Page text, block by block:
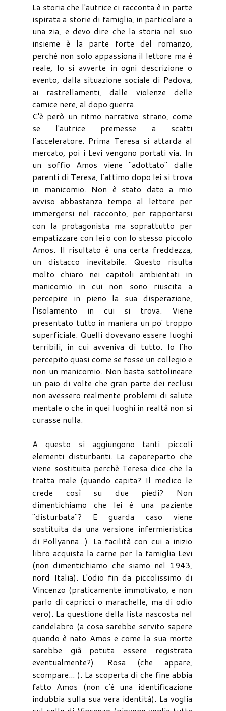
La storia che l'autrice ci racconta è in parte
ispirata a storie di famiglia, in particolare a
una zia, e devo dire che la storia nel suo
insieme è la parte forte del romanzo,
perchè non solo appassiona il lettore ma è
reale, lo si avverte in ogni descrizione o
evento, dalla situazione sociale di Padova,
ai rastrellamenti, dalle violenze delle
camice nere, al dopo guerra.
C'è però un ritmo narrativo strano, come
se l'autrice premesse a scatti
l'acceleratore. Prima Teresa si attarda al
mercato, poi i Levi vengono portati via. In
un soffio Amos viene "adottato" dalle
parenti di Teresa, l'attimo dopo lei si trova
in manicomio. Non è stato dato a mio
avviso abbastanza tempo al lettore per
immergersi nel racconto, per rapportarsi
con la protagonista ma soprattutto per
empatizzare con lei o con lo stesso piccolo
Amos. Il risultato è una certa freddezza,
un distacco inevitabile. Questo risulta
molto chiaro nei capitoli ambientati in
manicomio in cui non sono riuscita a
percepire in pieno la sua disperazione,
l'isolamento in cui si trova. Viene
presentato tutto in maniera un po' troppo
superficiale. Quelli dovevano essere luoghi
terribili, in cui avveniva di tutto. Io l'ho
percepito quasi come se fosse un collegio e
non un manicomio. Non basta sottolineare
un paio di volte che gran parte dei reclusi
non avessero realmente problemi di salute
mentale o che in quei luoghi in realtà non si
curasse nulla.
A questo si aggiungono tanti piccoli
elementi disturbanti. La caporeparto che
viene sostituita perchè Teresa dice che la
tratta male (quando capita? Il medico le
crede così su due piedi? Non
dimentichiamo che lei è una paziente
"disturbata"? E guarda caso viene
sostituita da una versione infermieristica
di Pollyanna...). La facilità con cui a inizio
libro acquista la carne per la famiglia Levi
(non dimentichiamo che siamo nel 1943,
nord Italia). L'odio fin da piccolissimo di
Vincenzo (praticamente immotivato, e non
parlo di capricci o marachelle, ma di odio
vero). La questione della lista nascosta nel
candelabro (a cosa sarebbe servito sapere
quando è nato Amos e come la sua morte
sarebbe già potuta essere registrata
eventualmente?). Rosa (che appare,
scompare... ). La scoperta di che fine abbia
fatto Amos (non c'è una identificazione
indubbia sulla sua vera identità). La voglia